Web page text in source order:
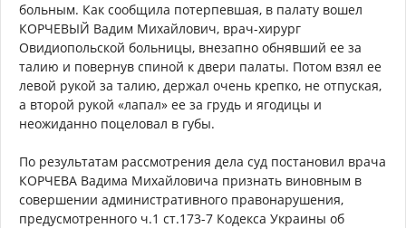
больным. Как сообщила потерпевшая, в палату вошел
КОРЧЕВЫЙ Вадим Михайлович, врач-хирург
Овидиопольской больницы, внезапно обнявший ее за
талию и повернув спиной к двери палаты. Потом взял ее
левой рукой за талию, держал очень крепко, не отпуская,
а второй рукой «лапал» ее за грудь и ягодицы и
неожиданно поцеловал в губы.
По результатам рассмотрения дела суд постановил врача
КОРЧЕВА Вадима Михайловича признать виновным в
совершении административного правонарушения,
предусмотренного ч.1 ст.173-7 Кодекса Украины об